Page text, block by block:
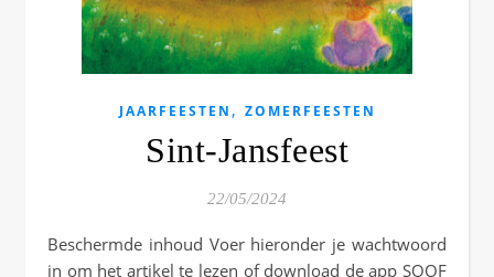
JAARFEESTEN , ZOMERFEESTEN
Sint-Jansfeest
22/05/2024
Beschermde inhoud Voer hieronder je wachtwoord
in om het artikel te lezen of download de app SOOF